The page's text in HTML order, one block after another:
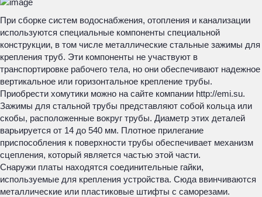
При сборке систем водоснабжения, отопления и канализации
используются специальные компоненты специальной
конструкции, в том числе металлические стальные зажимы для
крепления труб. Эти компоненты не участвуют в
транспортировке рабочего тела, но они обеспечивают надежное
вертикальное или горизонтальное крепление трубы.
Приобрести хомутики можно на сайте компании http://emi.su.
Зажимы для стальной трубы представляют собой кольца или
скобы, расположенные вокруг трубы. Диаметр этих деталей
варьируется от 14 до 540 мм. Плотное прилегание
приспособления к поверхности трубы обеспечивает механизм
сцепления, который является частью этой части.
Снаружи платы находятся соединительные гайки,
используемые для крепления устройства. Сюда ввинчиваются
металлические или пластиковые штифты с саморезами.